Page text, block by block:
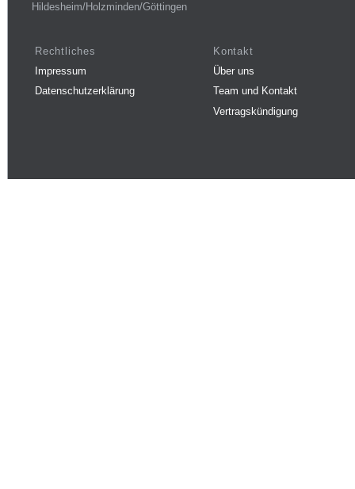
Hildesheim/Holzminden/Göttingen
Rechtliches
Impressum
Datenschutzerklärung
Kontakt
Über uns
Team und Kontakt
Vertragskündigung